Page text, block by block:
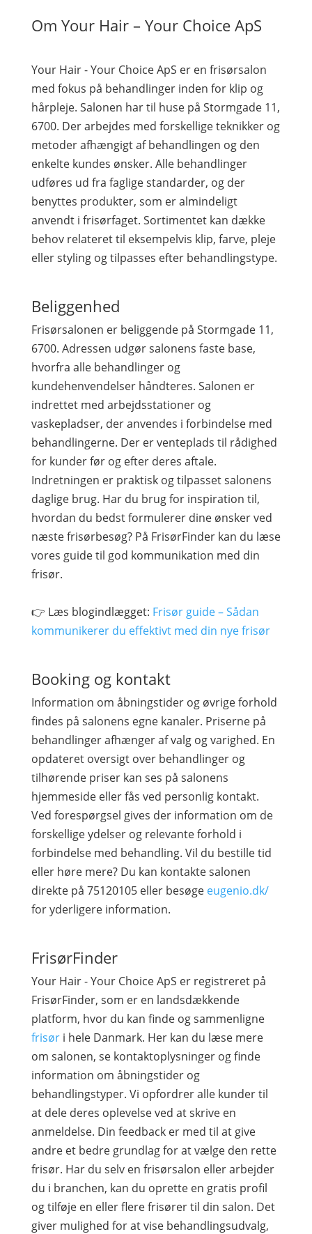
Om Your Hair – Your Choice ApS
Your Hair - Your Choice ApS er en frisørsalon
med fokus på behandlinger inden for klip og
hårpleje. Salonen har til huse på Stormgade 11,
6700. Der arbejdes med forskellige teknikker og
metoder afhængigt af behandlingen og den
enkelte kundes ønsker. Alle behandlinger
udføres ud fra faglige standarder, og der
benyttes produkter, som er almindeligt
anvendt i frisørfaget. Sortimentet kan dække
behov relateret til eksempelvis klip, farve, pleje
eller styling og tilpasses efter behandlingstype.
Beliggenhed
Frisørsalonen er beliggende på Stormgade 11,
6700. Adressen udgør salonens faste base,
hvorfra alle behandlinger og
kundehenvendelser håndteres. Salonen er
indrettet med arbejdsstationer og
vaskepladser, der anvendes i forbindelse med
behandlingerne. Der er venteplads til rådighed
for kunder før og efter deres aftale.
Indretningen er praktisk og tilpasset salonens
daglige brug. Har du brug for inspiration til,
hvordan du bedst formulerer dine ønsker ved
næste frisørbesøg? På FrisørFinder kan du læse
vores guide til god kommunikation med din
frisør.
👉 Læs blogindlægget: Frisør guide – Sådan
kommunikerer du effektivt med din nye frisør
Booking og kontakt
Information om åbningstider og øvrige forhold
findes på salonens egne kanaler. Priserne på
behandlinger afhænger af valg og varighed. En
opdateret oversigt over behandlinger og
tilhørende priser kan ses på salonens
hjemmeside eller fås ved personlig kontakt.
Ved forespørgsel gives der information om de
forskellige ydelser og relevante forhold i
forbindelse med behandling. Vil du bestille tid
eller høre mere? Du kan kontakte salonen
direkte på 75120105 eller besøge eugenio.dk/
for yderligere information.
FrisørFinder
Your Hair - Your Choice ApS er registreret på
FrisørFinder, som er en landsdækkende
platform, hvor du kan finde og sammenligne
frisøri hele Danmark. Her kan du læse mere
om salonen, se kontaktoplysninger og finde
information om åbningstider og
behandlingstyper. Vi opfordrer alle kunder til
at dele deres oplevelse ved at skrive en
anmeldelse. Din feedback er med til at give
andre et bedre grundlag for at vælge den rette
frisør. Har du selv en frisørsalon eller arbejder
du i branchen, kan du oprette en gratis profil
og tilføje en eller flere frisører til din salon. Det
giver mulighed for at vise behandlingsudvalg,